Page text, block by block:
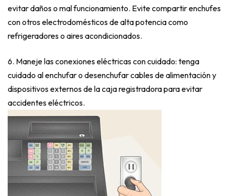
evitar daños o mal funcionamiento. Evite compartir enchufes
con otros electrodomésticos de alta potencia como
refrigeradores o aires acondicionados.
6. Maneje las conexiones eléctricas con cuidado: tenga
cuidado al enchufar o desenchufar cables de alimentación y
dispositivos externos de la caja registradora para evitar
accidentes eléctricos.